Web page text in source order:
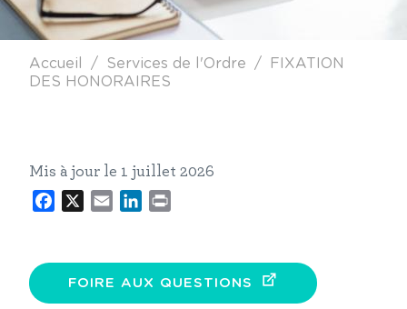
Fil d'Ariane
Accueil Services de l'Ordre
FIXATION
DES HONORAIRES
Mis à jour le 1 juillet 2026
Facebook
X Email LinkedIn
FOIRE AUX QUESTIONS